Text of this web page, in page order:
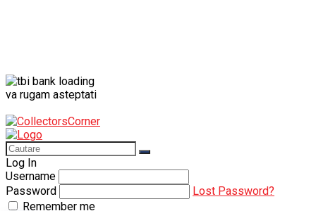
va rugam asteptati
Log In
Username
Password
Lost Password?
Remember me